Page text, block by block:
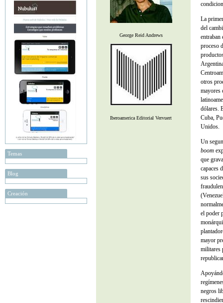
Temas
Blog
Creación
George Reid Andrews
Iberoamerica Editorial Vervuert
La
del
entraban
proceso
otros
mayores
dólares.
Cuba,
Unidos.
Un
boom
que
capaces
sus
el poder
mayor
militares
negros